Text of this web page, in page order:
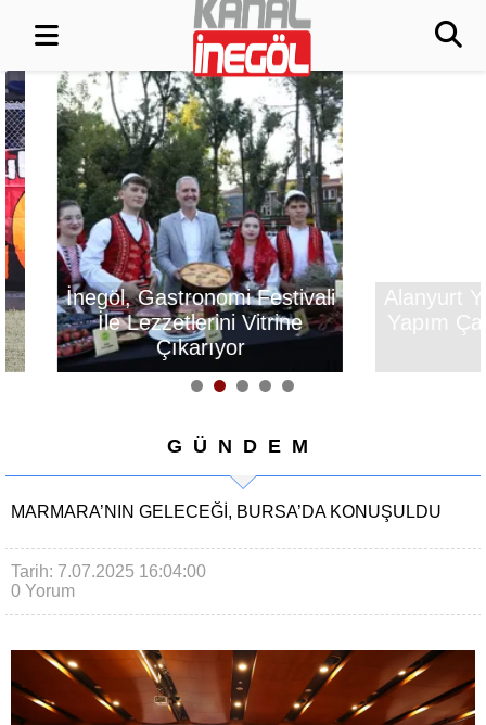
İnegöl, Gastronomi Festivali
İle Lezzetlerini Vitrine
Çıkarıyor
Alanyurt
Yapım
GÜNDEM
MARMARA’NIN GELECEĞI, BURSA’DA KONUŞULDU
Tarih: 7.07.2025 16:04:00
0 Yorum